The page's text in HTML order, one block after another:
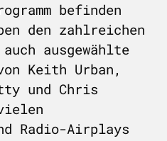
befinden
den zahlreichen
ausgewählte
Keith Urban,
und Chris
Radio-Airplays